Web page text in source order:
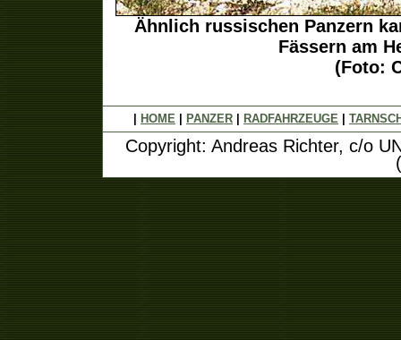
Ähnlich russischen Panzern
Fässern am
(Foto:
HOME PANZER RADFAHRZEUGE
Copyright: Andreas Richter, c/o